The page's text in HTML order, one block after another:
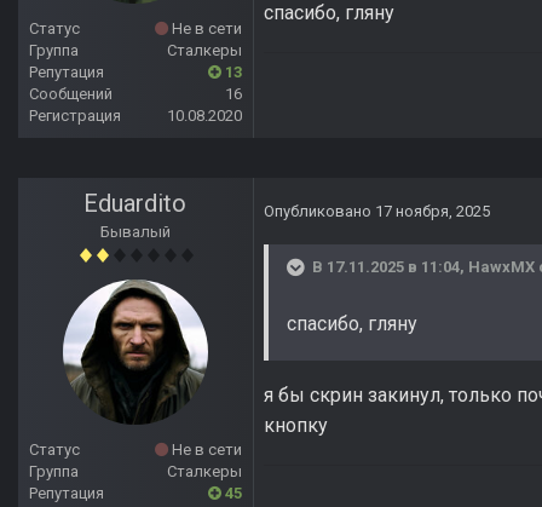
Статус
Не в сети
Группа
Сталкеры
Репутация
13
Сообщений
16
Регистрация
10.08.2020
спасибо, гляну
Eduardito
Бывалый
Статус
Не в сети
Группа
Сталкеры
Репутация
45
Опубликовано 17 ноября, 2025
В 17.11.2025 в 11:04, HawxMX
спасибо, гляну
я бы скрин закинул, только
кнопку